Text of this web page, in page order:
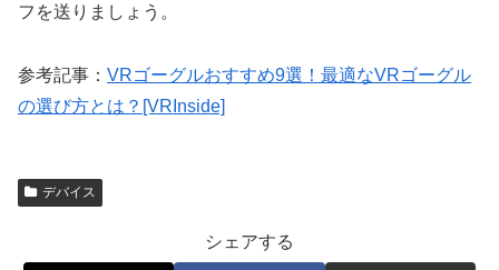
フを送りましょう。
参考記事： VRゴーグルおすすめ9選！最適なVRゴーグル
の選び方とは？[VRInside]
デバイス
シェアする